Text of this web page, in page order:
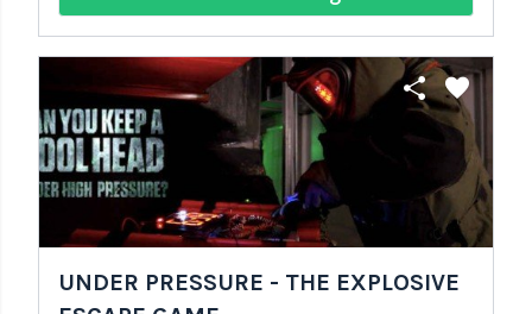
share favorite
UNDER PRESSURE - THE EXPLOSIVE